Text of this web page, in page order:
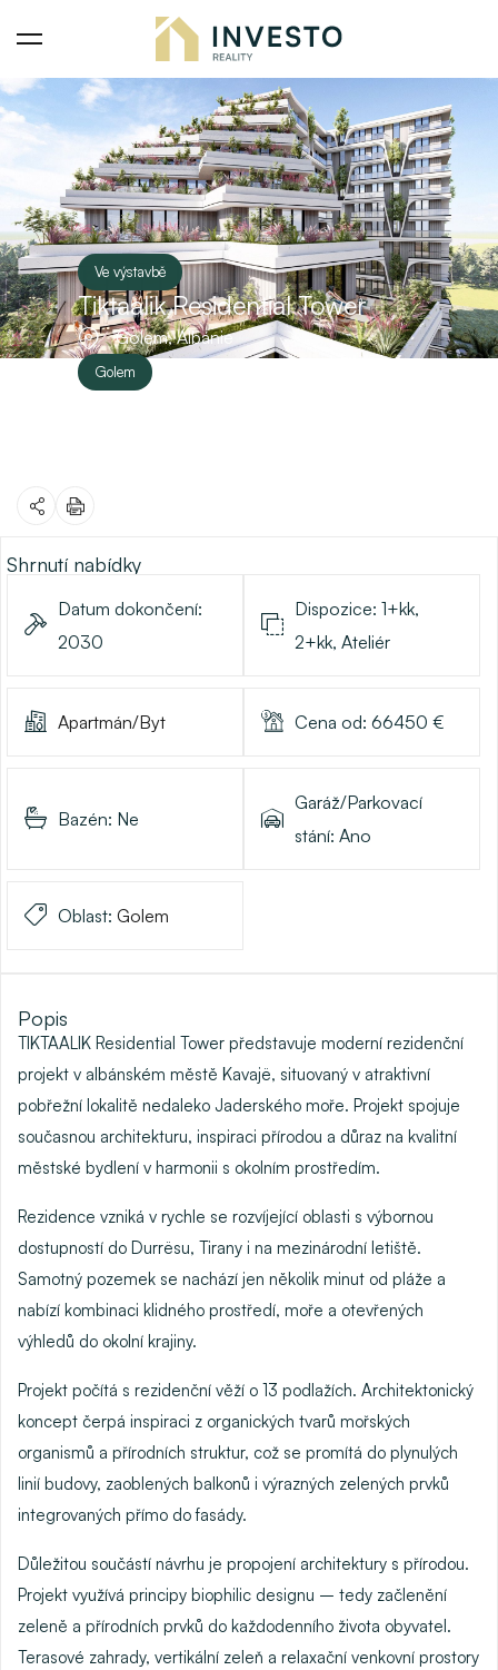
Ve výstavbě
Tiktaalik Residential Tower
Golem, Albánie
Golem
Shrnutí nabídky
Datum dokončení:
2030
Dispozice: 1+kk,
2+kk, Ateliér
Apartmán/Byt Cena od: 66450 €
Bazén: Ne
Garáž/Parkovací
stání: Ano
Oblast: Golem
Popis
TIKTAALIK Residential Tower představuje moderní rezidenční
projekt v albánském městě Kavajë, situovaný v atraktivní
pobřežní lokalitě nedaleko Jaderského moře. Projekt spojuje
současnou architekturu, inspiraci přírodou a důraz na kvalitní
městské bydlení v harmonii s okolním prostředím.
Rezidence vzniká v rychle se rozvíjející oblasti s výbornou
dostupností do Durrësu, Tirany i na mezinárodní letiště.
Samotný pozemek se nachází jen několik minut od pláže a
nabízí kombinaci klidného prostředí, moře a otevřených
výhledů do okolní krajiny.
Projekt počítá s rezidenční věží o 13 podlažích. Architektonický
koncept čerpá inspiraci z organických tvarů mořských
organismů a přírodních struktur, což se promítá do plynulých
linií budovy, zaoblených balkonů i výrazných zelených prvků
integrovaných přímo do fasády.
Důležitou součástí návrhu je propojení architektury s přírodou.
Projekt využívá principy biophilic designu – tedy začlenění
zeleně a přírodních prvků do každodenního života obyvatel.
Terasové zahrady, vertikální zeleň a relaxační venkovní prostory